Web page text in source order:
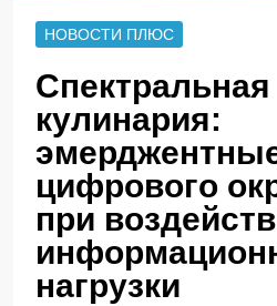
НОВОСТИ ПЛЮС
Спектральная
кулинария:
цифрового
при
нагрузки